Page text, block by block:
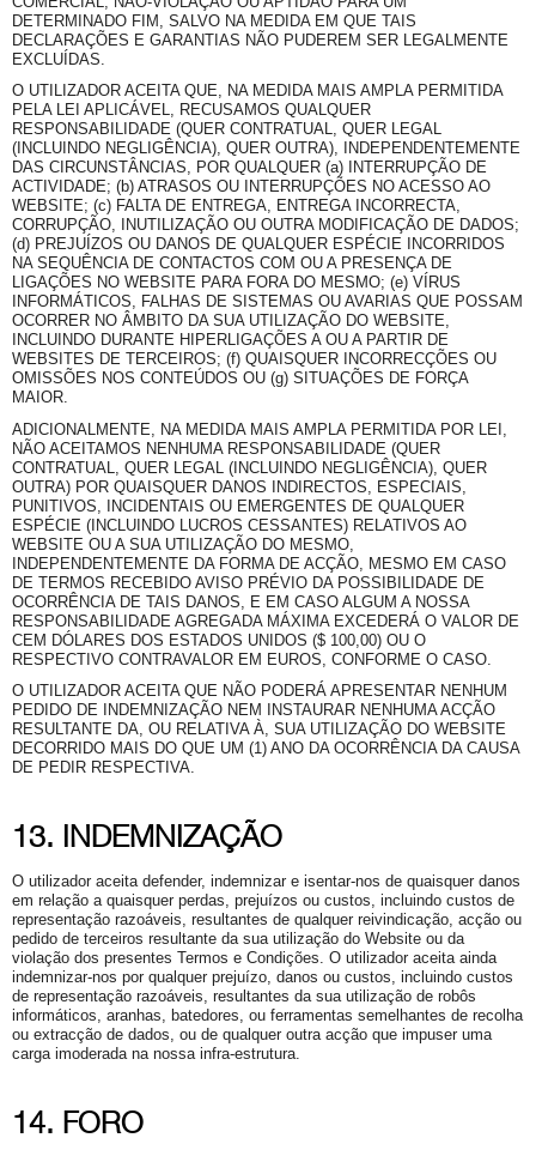
DETERMINADO FIM, SALVO NA MEDIDA EM QUE TAIS
DECLARAÇÕES E GARANTIAS NÃO PUDEREM SER LEGALMENTE
EXCLUÍDAS.
O UTILIZADOR ACEITA QUE, NA MEDIDA MAIS AMPLA PERMITIDA
PELA LEI APLICÁVEL, RECUSAMOS QUALQUER
RESPONSABILIDADE (QUER CONTRATUAL, QUER LEGAL
(INCLUINDO NEGLIGÊNCIA), QUER OUTRA), INDEPENDENTEMENTE
DAS CIRCUNSTÂNCIAS, POR QUALQUER (a) INTERRUPÇÃO DE
ACTIVIDADE; (b) ATRASOS OU INTERRUPÇÕES NO ACESSO AO
WEBSITE; (c) FALTA DE ENTREGA, ENTREGA INCORRECTA,
CORRUPÇÃO, INUTILIZAÇÃO OU OUTRA MODIFICAÇÃO DE DADOS;
(d) PREJUÍZOS OU DANOS DE QUALQUER ESPÉCIE INCORRIDOS
NA SEQUÊNCIA DE CONTACTOS COM OU A PRESENÇA DE
LIGAÇÕES NO WEBSITE PARA FORA DO MESMO; (e) VÍRUS
INFORMÁTICOS, FALHAS DE SISTEMAS OU AVARIAS QUE POSSAM
OCORRER NO ÂMBITO DA SUA UTILIZAÇÃO DO WEBSITE,
INCLUINDO DURANTE HIPERLIGAÇÕES A OU A PARTIR DE
WEBSITES DE TERCEIROS; (f) QUAISQUER INCORRECÇÕES OU
OMISSÕES NOS CONTEÚDOS OU (g) SITUAÇÕES DE FORÇA
MAIOR.
ADICIONALMENTE, NA MEDIDA MAIS AMPLA PERMITIDA POR LEI,
NÃO ACEITAMOS NENHUMA RESPONSABILIDADE (QUER
CONTRATUAL, QUER LEGAL (INCLUINDO NEGLIGÊNCIA), QUER
OUTRA) POR QUAISQUER DANOS INDIRECTOS, ESPECIAIS,
PUNITIVOS, INCIDENTAIS OU EMERGENTES DE QUALQUER
ESPÉCIE (INCLUINDO LUCROS CESSANTES) RELATIVOS AO
WEBSITE OU A SUA UTILIZAÇÃO DO MESMO,
INDEPENDENTEMENTE DA FORMA DE ACÇÃO, MESMO EM CASO
DE TERMOS RECEBIDO AVISO PRÉVIO DA POSSIBILIDADE DE
OCORRÊNCIA DE TAIS DANOS, E EM CASO ALGUM A NOSSA
RESPONSABILIDADE AGREGADA MÁXIMA EXCEDERÁ O VALOR DE
CEM DÓLARES DOS ESTADOS UNIDOS ($ 100,00) OU O
RESPECTIVO CONTRAVALOR EM EUROS, CONFORME O CASO.
O UTILIZADOR ACEITA QUE NÃO PODERÁ APRESENTAR NENHUM
PEDIDO DE INDEMNIZAÇÃO NEM INSTAURAR NENHUMA ACÇÃO
RESULTANTE DA, OU RELATIVA À, SUA UTILIZAÇÃO DO WEBSITE
DECORRIDO MAIS DO QUE UM (1) ANO DA OCORRÊNCIA DA CAUSA
DE PEDIR RESPECTIVA.
13. INDEMNIZAÇÃO
O utilizador aceita defender, indemnizar e isentar-nos de quaisquer danos
em relação a quaisquer perdas, prejuízos ou custos, incluindo custos de
representação razoáveis, resultantes de qualquer reivindicação, acção ou
pedido de terceiros resultante da sua utilização do Website ou da
violação dos presentes Termos e Condições. O utilizador aceita ainda
indemnizar-nos por qualquer prejuízo, danos ou custos, incluindo custos
de representação razoáveis, resultantes da sua utilização de robôs
informáticos, aranhas, batedores, ou ferramentas semelhantes de recolha
ou extracção de dados, ou de qualquer outra acção que impuser uma
carga imoderada na nossa infra-estrutura.
14. FORO